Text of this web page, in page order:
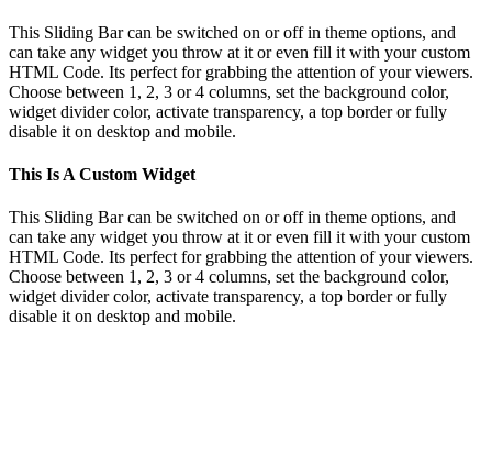
Bar
Area
This Sliding Bar can be switched on or off in theme options, and
can take any widget you throw at it or even fill it with your custom
HTML Code. Its perfect for grabbing the attention of your viewers.
Choose between 1, 2, 3 or 4 columns, set the background color,
widget divider color, activate transparency, a top border or fully
disable it on desktop and mobile.
This Is A Custom Widget
This Sliding Bar can be switched on or off in theme options, and
can take any widget you throw at it or even fill it with your custom
HTML Code. Its perfect for grabbing the attention of your viewers.
Choose between 1, 2, 3 or 4 columns, set the background color,
widget divider color, activate transparency, a top border or fully
disable it on desktop and mobile.